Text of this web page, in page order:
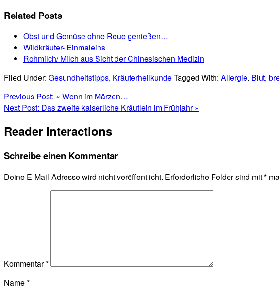
Related Posts
Obst und Gemüse ohne Reue genießen…
Wildkräuter- Einmaleins
Rohmilch/ Milch aus Sicht der Chinesischen Medizin
Filed Under: Gesundheitstipps, KräuterheilkundeTagged With: Allergie, Blut,
Previous Post: « Wenn im Märzen…
Next Post: Das zweite kaiserliche Kräutlein im Frühjahr »
Reader Interactions
Schreibe einen Kommentar
Deine E-Mail-Adresse wird nicht veröffentlicht. Erforderliche Felder sind mit*
Kommentar*
Name*